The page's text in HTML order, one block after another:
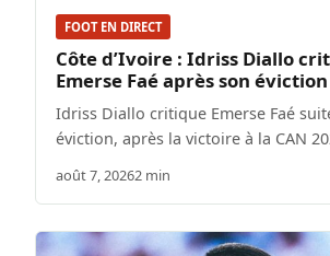
FOOT EN DIRECT
Côte d’Ivoire : Idriss Diallo
Emerse Faé après son éviction
Idriss Diallo critique Emerse Faé
éviction, après la victoire à la CAN
août 7, 20262 min